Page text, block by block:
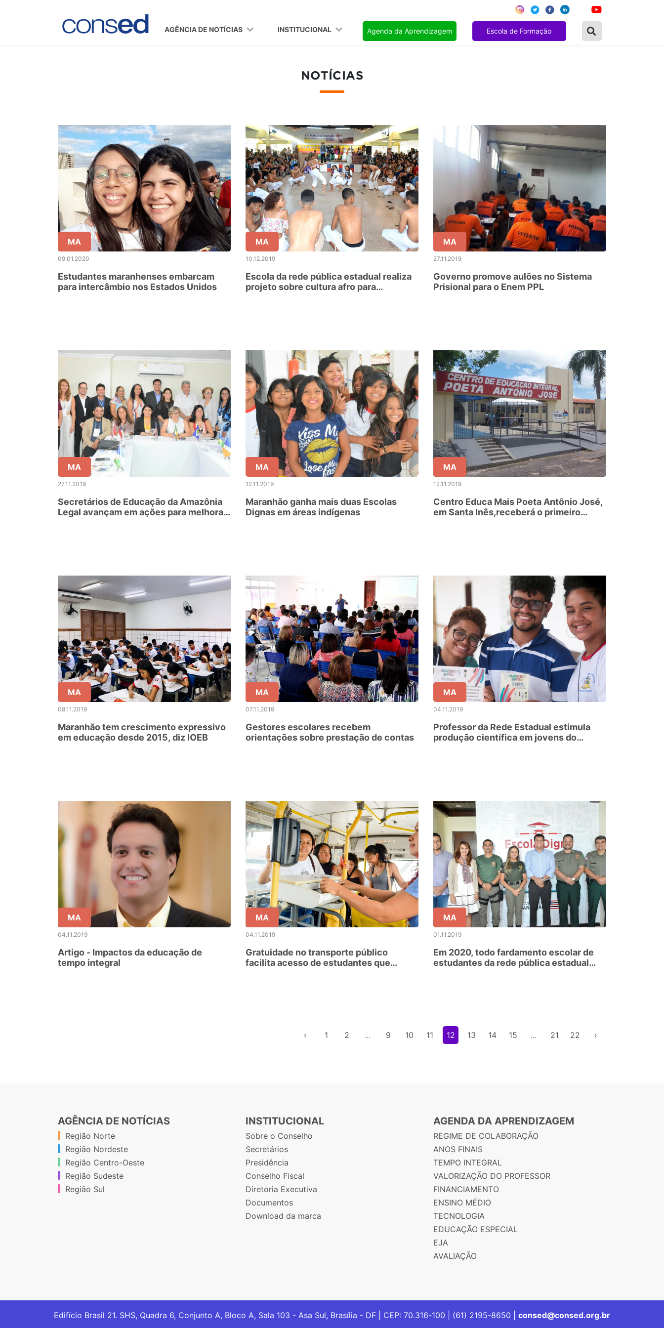
AGÊNCIA DE NOTÍCIAS INSTITUCIONAL Agenda da Aprendizagem Escola de Formação
NOTÍCIAS
MA
09.01.2020
Estudantes maranhenses embarcam
para intercâmbio nos Estados Unidos
MA
10.12.2019
Escola da rede pública estadual realiza
projeto sobre cultura afro para
MA
27.11.2019
Governo promove aulões no Sistema
Prisional para o Enem PPL
MA
27.11.2019
Secretários de Educação da Amazônia
Legal avançam em ações para melhorar
MA
12.11.2019
Maranhão ganha mais duas Escolas
Dignas em áreas indígenas
MA
12.11.2019
Centro Educa Mais Poeta Antônio José,
em Santa Inês,receberá o primeiro
MA
08.11.2019
Maranhão tem crescimento expressivo
em educação desde 2015, diz IOEB
MA
07.11.2019
Gestores escolares recebem
orientações sobre prestação de contas
MA
04.11.2019
Professor da Rede Estadual estimula
produção científica em jovens do
MA
04.11.2019
Artigo - Impactos da educação de
tempo integral
MA
04.11.2019
Gratuidade no transporte público
facilita acesso de estudantes que
MA
01.11.2019
Em 2020, todo fardamento escolar de
estudantes da rede pública estadual
‹ 1 2 ... 9 10 11 12 13 14 15 ... 21 22 ›
AGÊNCIA DE NOTÍCIAS
Região Norte
Região Nordeste
Região Centro-Oeste
Região Sudeste
Região Sul
INSTITUCIONAL
Sobre o Conselho
Secretários
Presidência
Conselho Fiscal
Diretoria Executiva
Documentos
Download da marca
AGENDA DA APRENDIZAGEM
REGIME DE COLABORAÇÃO
ANOS FINAIS
TEMPO INTEGRAL
VALORIZAÇÃO DO PROFESSOR
FINANCIAMENTO
ENSINO MÉDIO
TECNOLOGIA
EDUCAÇÃO ESPECIAL
EJA
AVALIAÇÃO
Edifício Brasil 21. SHS, Quadra 6, Conjunto A, Bloco A, Sala 103 - Asa Sul, Brasília - DF | CEP: 70.316-100 | (61) 2195-8650 | consed@consed.org.br